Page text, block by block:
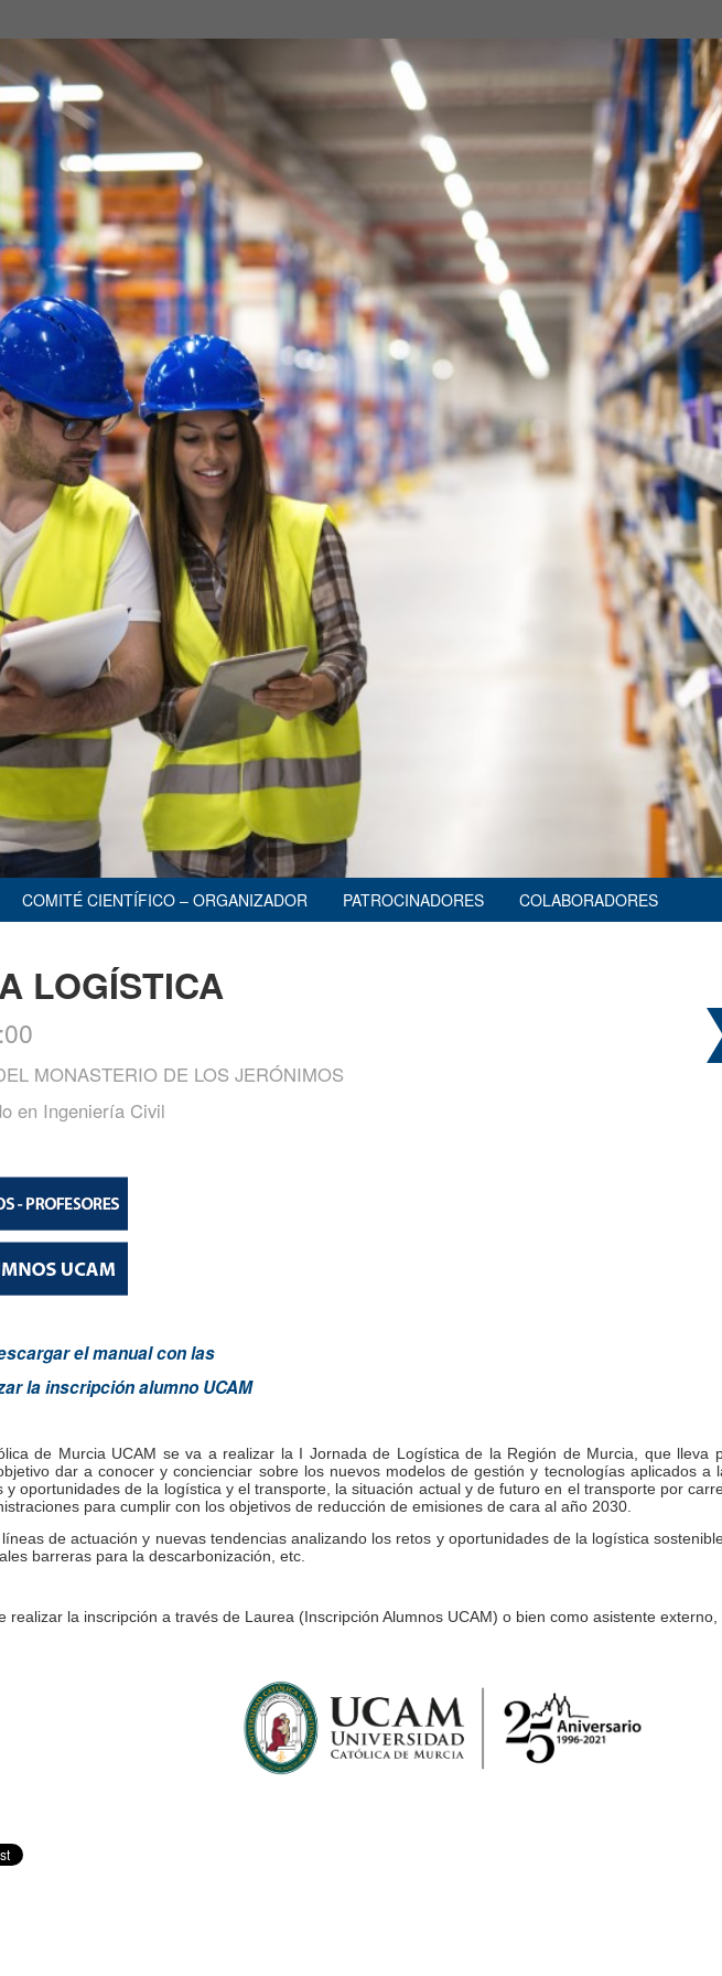
COMITÉ CIENTÍFICO – ORGANIZADOR PATROCINADORES COLABORADORES
LOGÍSTICA
MONASTERIO DE LOS JERÓNIMOS
en Ingeniería Civil
el manual con las
la inscripción alumno UCAM
de Murcia UCAM se va a realizar la I Jornada de Logística de la Región de Murcia, que lleva
dar a conocer y concienciar sobre los nuevos modelos de gestión y tecnologías aplicados
y oportunidades de la logística y el transporte, la situación actual y de futuro en el transporte por
para cumplir con los objetivos de reducción de emisiones de cara al año 2030.
de actuación y nuevas tendencias analizando los retos y oportunidades de la logística
barreras para la descarbonización, etc.
realizar la inscripción a través de Laurea (Inscripción Alumnos UCAM) o bien como asistente